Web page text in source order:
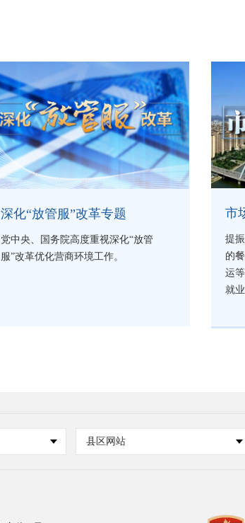
深化“放管服”改革专题
党中央、国务院高度重视深化“放管
服”改革优化营商环境工作。
市
提
的
运
就
加
县区网站